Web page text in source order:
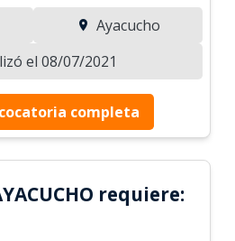
Ayacucho
el 08/07/2021
completa
requiere: